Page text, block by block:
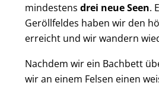
mindestens drei neue Seen.
Geröllfeldes haben wir den
erreicht und wir wandern
Nachdem wir ein Bachbett
wir an einem Felsen einen